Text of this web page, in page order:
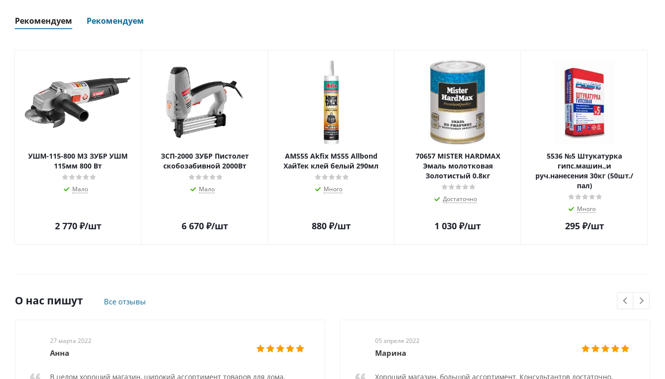
Рекомендуем Рекомендуем
УШМ-115-800 М3 ЗУБР УШМ
115мм 800 Вт
Мало
2 770₽/шт
ЗСП-2000 ЗУБР Пистолет
скобозабивной 2000Вт
Мало
6 670₽/шт
AMS55 Akfix MS55 Allbond
ХайТек клей белый 290мл
Много
880₽/шт
70657 MISTER HARDMAX
Эмаль молотковая
Золотистый 0.8кг
Достаточно
1 030 ₽/шт
5536 №5 Штукатурка
гипс.машин.,и
руч.нанесения 30кг (50шт./
пал)
Много
295₽/шт
О нас пишут Все отзывы
27 марта 2022
Анна
В целом хороший магазин, широкий ассортимент товаров для дома.
05 апреля 2022
Марина
Хороший магазин, большой ассортимент. Консультантов достаточно,